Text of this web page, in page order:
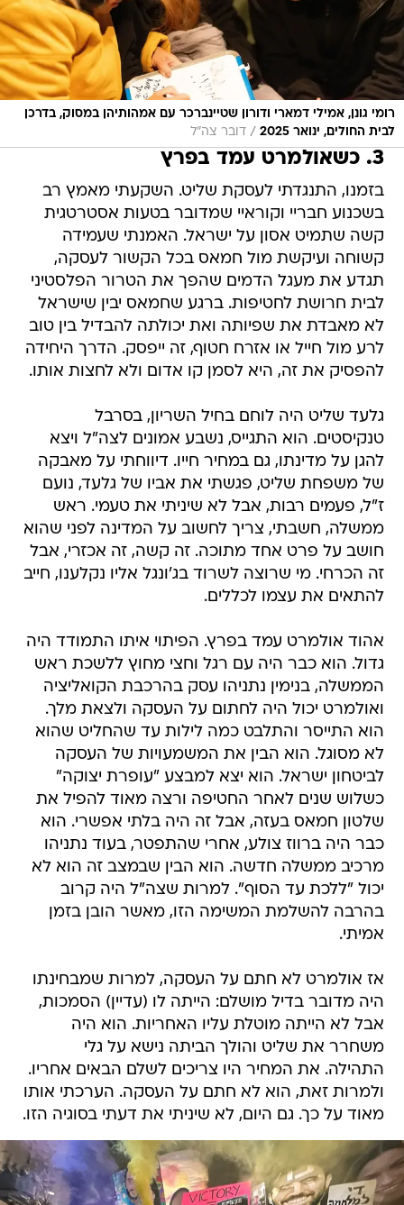
רומי גונן, אמילי דמארי ודורון שטיינברכר עם אמהותיהן במסוק, בדרכן
לבית החולים, ינואר 2025
/ דובר צה"ל
3. כשאולמרט עמד בפרץ
בזמנו, התנגדתי לעסקת שליט. השקעתי מאמץ רב
בשכנוע חבריי וקוראיי שמדובר בטעות אסטרטגית
קשה שתמיט אסון על ישראל. האמנתי שעמידה
קשוחה ועיקשת מול חמאס בכל הקשור לעסקה,
תגדע את מעגל הדמים שהפך את הטרור הפלסטיני
לבית חרושת לחטיפות. ברגע שחמאס יבין שישראל
לא מאבדת את שפיותה ואת יכולתה להבדיל בין טוב
לרע מול חייל או אזרח חטוף, זה ייפסק. הדרך היחידה
להפסיק את זה, היא לסמן קו אדום ולא לחצות אותו.
גלעד שליט היה לוחם בחיל השריון, בסרבל
טנקיסטים. הוא התגייס, נשבע אמונים לצה"ל ויצא
להגן על מדינתו, גם במחיר חייו. דיווחתי על מאבקה
של משפחת שליט, פגשתי את אביו של גלעד, נועם
ז"ל, פעמים רבות, אבל לא שיניתי את טעמי. ראש
ממשלה, חשבתי, צריך לחשוב על המדינה לפני שהוא
חושב על פרט אחד מתוכה. זה קשה, זה אכזרי, אבל
זה הכרחי. מי שרוצה לשרוד בג'ונגל אליו נקלענו, חייב
להתאים את עצמו לכללים.
אהוד אולמרט עמד בפרץ. הפיתוי איתו התמודד היה
גדול. הוא כבר היה עם רגל וחצי מחוץ ללשכת ראש
הממשלה, בנימין נתניהו עסק בהרכבת הקואליציה
ואולמרט יכול היה לחתום על העסקה ולצאת מלך.
הוא התייסר והתלבט כמה לילות עד שהחליט שהוא
לא מסוגל. הוא הבין את המשמעויות של העסקה
לביטחון ישראל. הוא יצא למבצע "עופרת יצוקה"
כשלוש שנים לאחר החטיפה ורצה מאוד להפיל את
שלטון חמאס בעזה, אבל זה היה בלתי אפשרי. הוא
כבר היה ברווז צולע, אחרי שהתפטר, בעוד נתניהו
מרכיב ממשלה חדשה. הוא הבין שבמצב זה הוא לא
יכול "ללכת עד הסוף". למרות שצה"ל היה קרוב
בהרבה להשלמת המשימה הזו, מאשר הובן בזמן
אמיתי.
אז אולמרט לא חתם על העסקה, למרות שמבחינתו
היה מדובר בדיל מושלם: הייתה לו (עדיין) הסמכות,
אבל לא הייתה מוטלת עליו האחריות. הוא היה
משחרר את שליט והולך הביתה נישא על גלי
התהילה. את המחיר היו צריכים לשלם הבאים אחריו.
ולמרות זאת, הוא לא חתם על העסקה. הערכתי אותו
מאוד על כך. גם היום, לא שיניתי את דעתי בסוגיה הזו.